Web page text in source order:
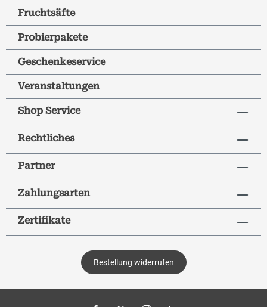
Fruchtsäfte
Probierpakete
Geschenkeservice
Veranstaltungen
Shop Service
Rechtliches
Partner
Zahlungsarten
Zertifikate
Bestellung widerrufen